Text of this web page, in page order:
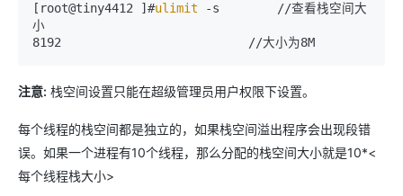
[root@tiny4412 ]#ulimit -s        //查看栈空间大
小
8192                          //大小为8M
注意: 栈空间设置只能在超级管理员用户权限下设置。
每个线程的栈空间都是独立的，如果栈空间溢出程序会出现段错
误。如果一个进程有10个线程，那么分配的栈空间大小就是10*<
每个线程栈大小>